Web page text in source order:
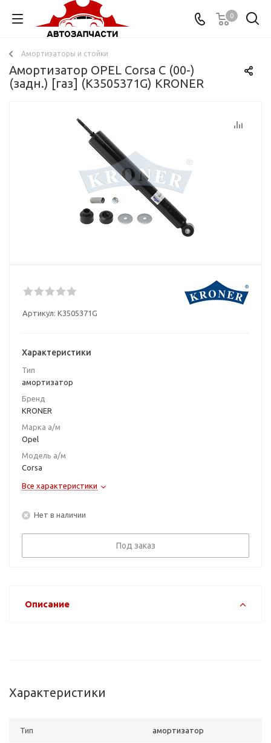
0
Амортизаторы и стойки
Амортизатор OPEL Corsa C (00-)
(задн.) [газ] (K3505371G) KRONER
Артикул: K3505371G
Характеристики
Тип
амортизатор
Бренд
KRONER
Марка а/м
Opel
Модель а/м
Corsa
Все характеристики
Нет в наличии
Под заказ
Описание
Характеристики
Тип амортизатор